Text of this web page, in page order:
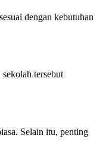
dengan kebutuhan
tersebut
Selain itu, penting